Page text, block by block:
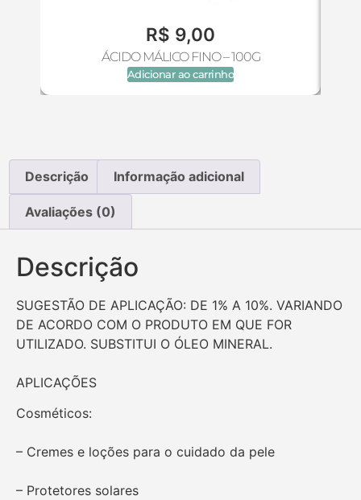
R$ 9,00
ÁCIDO MÁLICO FINO – 100G
Adicionar ao carrinho
Descrição Informação adicional
Avaliações (0)
Descrição
SUGESTÃO DE APLICAÇÃO: DE 1% A 10%. VARIANDO
DE ACORDO COM O PRODUTO EM QUE FOR
UTILIZADO. SUBSTITUI O ÓLEO MINERAL.
APLICAÇÕES
Cosméticos:
– Cremes e loções para o cuidado da pele
– Protetores solares